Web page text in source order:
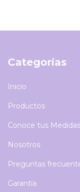
Categorías
Inicio
Productos
Conoce tus Medidas
Nosotros
Preguntas
Garantía